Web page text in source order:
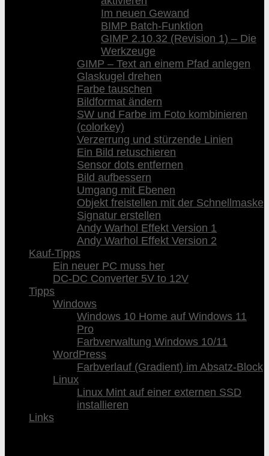
Im neuen Gewand
BIMP Batch-Funktion
GIMP 2.10.32 (Revision 1) – Die
Werkzeuge
GIMP – Text an einem Pfad anlegen
Glaskugel drehen
Farbe tauschen
Bildformat ändern
SW und Farbe im Foto kombinieren
(colorkey)
Verzerrung und stürzende Linien
Ein Bild retuschieren
Sensor dots entfernen
Bild aufbessern
Umgang mit Ebenen
Objekt freistellen mit der Schnellmaske
Signatur erstellen
Andy Warhol Effekt Version 1
Andy Warhol Effekt Version 2
Kauf-Tipps
Ein neuer PC muss her
DC-DC Converter 5V to 12V
Tipps
Windows
Windows 10 Home auf Windows 11
Pro
Farbverwaltung Windows 10/11
WordPress
Farbverlauf (Gradient) im Absatz-Block
Linux
Linux Mint auf einer externen SSD
installieren
Links